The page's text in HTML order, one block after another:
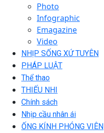
Photo
Infographic
Emagazine
Video
NHỊP SỐNG XỨ TUYÊN
PHÁP LUẬT
Thể thao
THIẾU NHI
Chính sách
Nhịp cầu nhân ái
ỐNG KÍNH PHÓNG VIÊN